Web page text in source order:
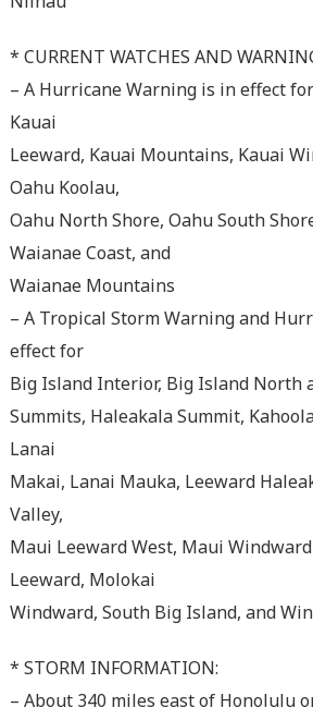
* CURRENT WATCHES AND
– A Hurricane Warning is in effect
Kauai
Leeward, Kauai Mountains, Kauai
Oahu Koolau,
Oahu North Shore, Oahu South
Waianae Coast, and
Waianae Mountains
– A Tropical Storm Warning and
effect for
Big Island Interior, Big Island North
Summits, Haleakala Summit,
Lanai
Makai, Lanai Mauka, Leeward
Valley,
Maui Leeward West, Maui
Leeward, Molokai
Windward, South Big Island, and
* STORM INFORMATION:
– About 340 miles east of Honolulu